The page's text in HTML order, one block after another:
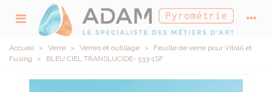
Accueil > Verre > Verres et outillage >
Feuille de verre pour Vitrail et
Fusing
> BLEU CIEL TRANSLUCIDE- 533-1SF